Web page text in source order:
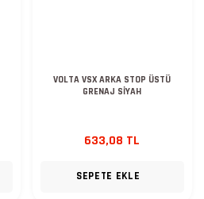
VOLTA VSX ARKA STOP ÜSTÜ
GRENAJ SİYAH
633,08 TL
SEPETE EKLE